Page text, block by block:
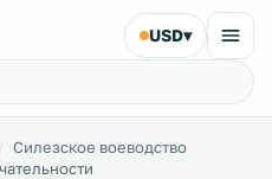
USD▾
Силезское воеводство